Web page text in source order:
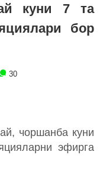
куни 7 та
бор
30
чоршанба куни
эфирга